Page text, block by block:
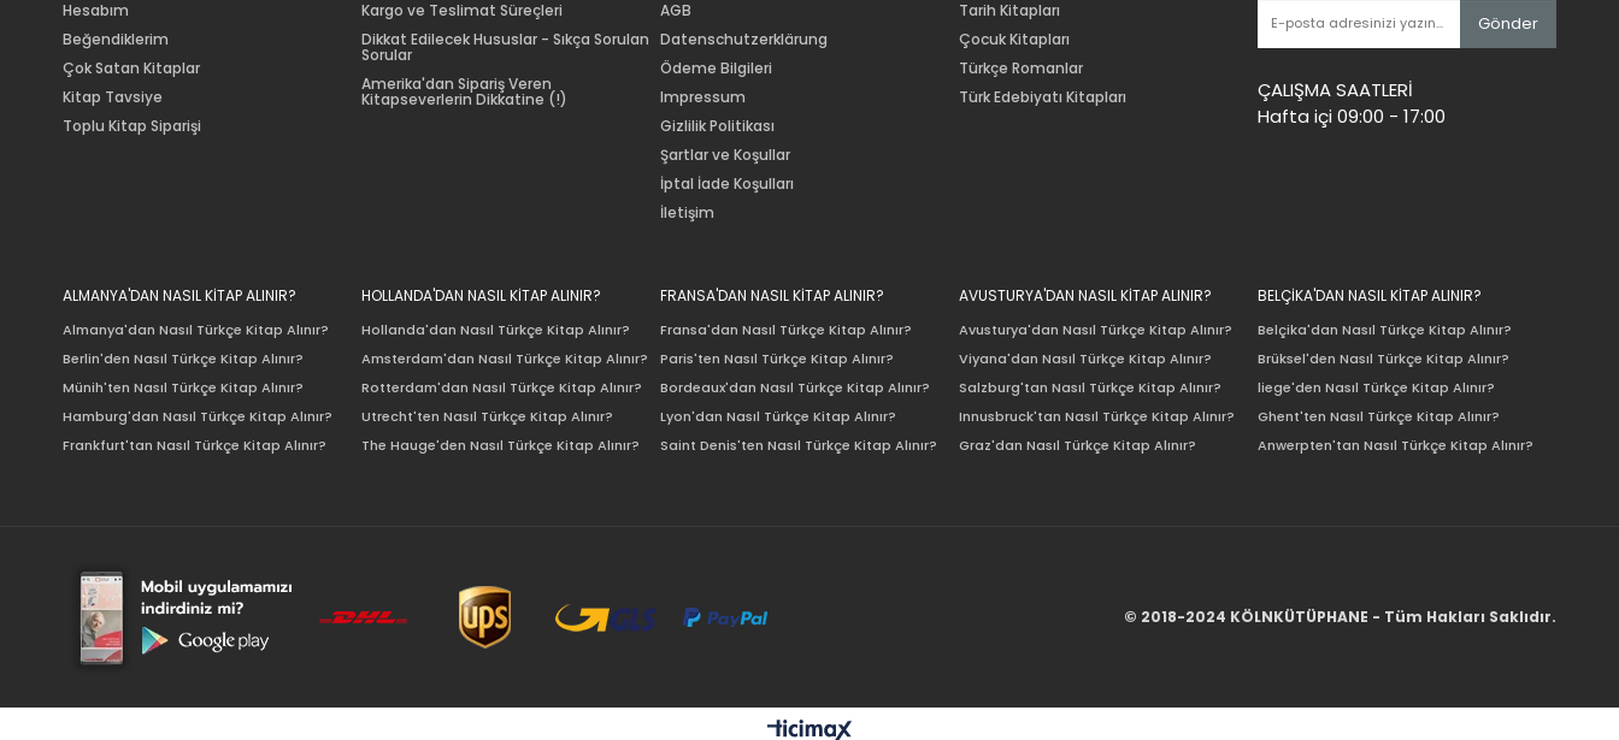
Hesabım
Beğendiklerim
Çok Satan Kitaplar
Kitap Tavsiye
Toplu Kitap Siparişi
Kargo ve Teslimat Süreçleri
Dikkat Edilecek Hususlar - Sıkça Sorulan
Sorular
Amerika'dan Sipariş Veren
Kitapseverlerin Dikkatine (!)
AGB
Datenschutzerklärung
Ödeme Bilgileri
Impressum
Gizlilik Politikası
Şartlar ve Koşullar
İptal İade Koşulları
İletişim
Tarih Kitapları
Çocuk Kitapları
Türkçe Romanlar
Türk Edebiyatı Kitapları
Gönder
ÇALIŞMA SAATLERİ
Hafta içi 09:00 - 17:00
ALMANYA'DAN NASIL KİTAP ALINIR?
Almanya'dan Nasıl Türkçe Kitap Alınır?
Berlin'den Nasıl Türkçe Kitap Alınır?
Münih'ten Nasıl Türkçe Kitap Alınır?
Hamburg'dan Nasıl Türkçe Kitap Alınır?
Frankfurt'tan Nasıl Türkçe Kitap Alınır?
HOLLANDA'DAN NASIL KİTAP ALINIR?
Hollanda'dan Nasıl Türkçe Kitap Alınır?
Amsterdam'dan Nasıl Türkçe Kitap Alınır?
Rotterdam'dan Nasıl Türkçe Kitap Alınır?
Utrecht'ten Nasıl Türkçe Kitap Alınır?
The Hauge'den Nasıl Türkçe Kitap Alınır?
FRANSA'DAN NASIL KİTAP ALINIR?
Fransa'dan Nasıl Türkçe Kitap Alınır?
Paris'ten Nasıl Türkçe Kitap Alınır?
Bordeaux'dan Nasıl Türkçe Kitap Alınır?
Lyon'dan Nasıl Türkçe Kitap Alınır?
Saint Denis'ten Nasıl Türkçe Kitap Alınır?
AVUSTURYA'DAN NASIL KİTAP ALINIR?
Avusturya'dan Nasıl Türkçe Kitap Alınır?
Viyana'dan Nasıl Türkçe Kitap Alınır?
Salzburg'tan Nasıl Türkçe Kitap Alınır?
Innusbruck'tan Nasıl Türkçe Kitap Alınır?
Graz'dan Nasıl Türkçe Kitap Alınır?
BELÇİKA'DAN NASIL KİTAP ALINIR?
Belçika'dan Nasıl Türkçe Kitap Alınır?
Brüksel'den Nasıl Türkçe Kitap Alınır?
liege'den Nasıl Türkçe Kitap Alınır?
Ghent'ten Nasıl Türkçe Kitap Alınır?
Anwerpten'tan Nasıl Türkçe Kitap Alınır?
© 2018-2024 KÖLNKÜTÜPHANE - Tüm Hakları Saklıdır.